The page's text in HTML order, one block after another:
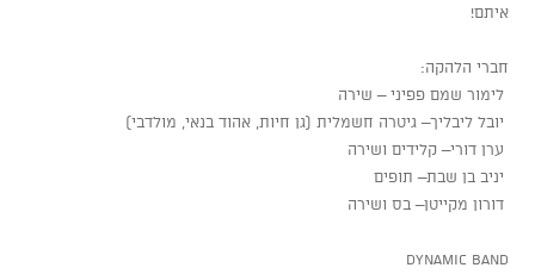
איתם!
חברי הלהקה:
לימור שמם פפיני – שירה
יובל ליבליך– גיטרה חשמלית (גן חיות, אהוד בנאי, מולדבי)
ערן דורי– קלידים ושירה
יניב בן שבת– תופים
דורון מקייטן– בס ושירה
Dynamic Band